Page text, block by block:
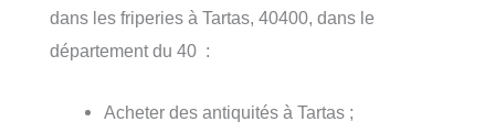
dans les friperies à Tartas, 40400, dans le
département du 40 :
Acheter des antiquités à Tartas ;